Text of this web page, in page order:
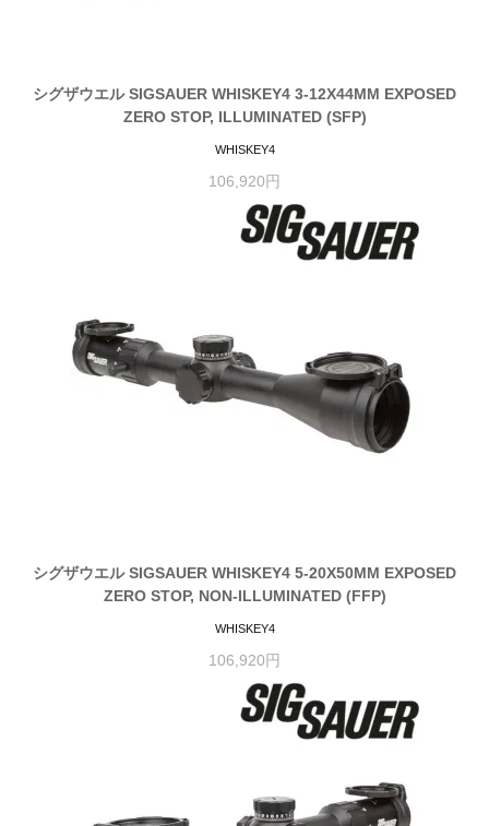
シグザウエル SIGSAUER WHISKEY4 3-12X44MM EXPOSED
ZERO STOP, ILLUMINATED (SFP)
WHISKEY4
106,920円
シグザウエル SIGSAUER WHISKEY4 5-20X50MM EXPOSED
ZERO STOP, NON-ILLUMINATED (FFP)
WHISKEY4
106,920円